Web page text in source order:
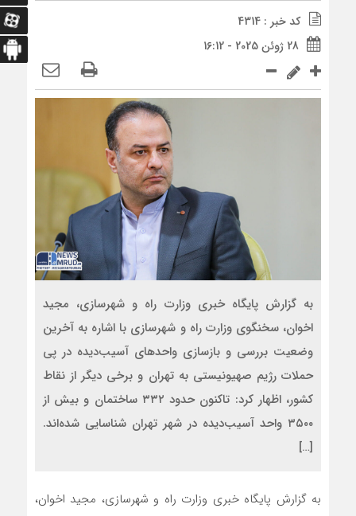
کد خبر : 4314
28 ژوئن 2025 - 16:12
به گزارش پایگاه خبری وزارت راه و شهرسازی، مجید
اخوان، سخنگوی وزارت راه و شهرسازی با اشاره به آخرین
وضعیت بررسی و بازسازی واحدهای آسیب‌دیده در پی
حملات رژیم صهیونیستی به تهران و برخی دیگر از نقاط
کشور، اظهار کرد: تاکنون حدود ۳۳۲ ساختمان و بیش‌ از
۳۵۰۰ واحد آسیب‌دیده در شهر تهران شناسایی شده‌اند.
[…]
به گزارش پایگاه خبری وزارت راه و شهرسازی، مجید اخوان،